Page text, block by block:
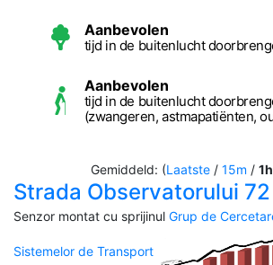
Aanbevolen
tijd in de buitenlucht
Aanbevolen
tijd in de buitenlucht
(zwangeren, astmapatiënten,
Gemiddeld: (Laatste / 15m / 1h
Strada Observatorului 72
Senzor montat cu sprijinul Grup de
Sistemelor de Transport